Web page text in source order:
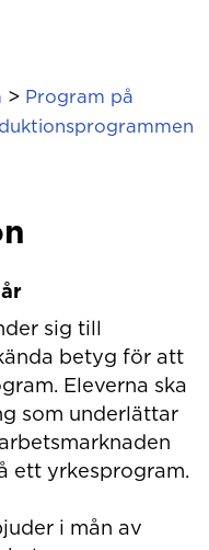
> Program på
sig till
betyg för att
Eleverna ska
som underlättar
ett yrkesprogram.
i mån av